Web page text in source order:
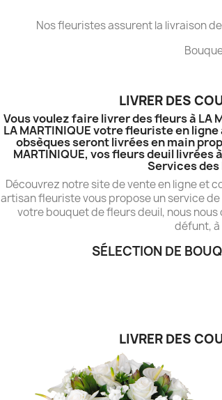
Nos fleuristes assurent la livraison
LIVRER DES
Vous voulez faire livrer des fleurs à LA
LA MARTINIQUE votre fleuriste en
obsèques seront livrées en main
MARTINIQUE, vos fleurs deuil
Services des
Découvrez notre site de vente en ligne et
artisan fleuriste vous propose un service
votre bouquet de fleurs deuil, nous
défunt, à
SÉLECTION DE
LIVRER DES